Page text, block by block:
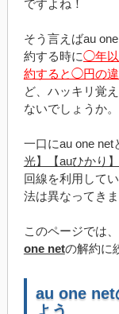
ですよね！
そう言えばau
約する時に◯年以
約すると◯円の
ど、ハッキリ覚
ないでしょうか。
一口にau one
光】【auひかり
回線を利用して
法は異なってきま
このページでは
one netの解約に
au one net
よう